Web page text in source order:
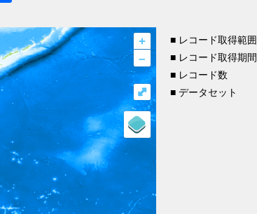
+
–
⤢
■ レコード取得範囲
■ レコード取得期間
■ レコード数
■ データセット